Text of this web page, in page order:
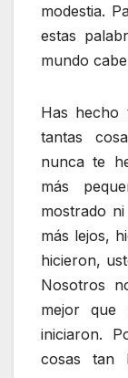
modestia.
estas
mundo
Has hecho
tantas
nunca te
más
mostrado
más lejos,
hicieron,
Nosotros
mejor que
iniciaron.
cosas tan